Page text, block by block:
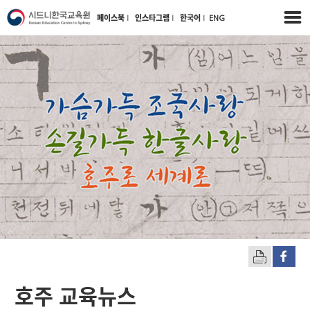
페이스북 l 인스타그램 l 한국어 l ENG
호주 교육뉴스